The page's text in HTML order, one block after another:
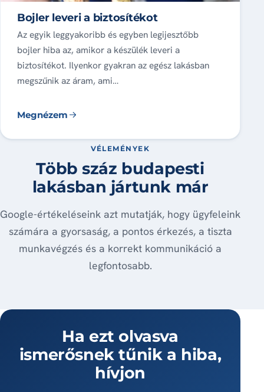
Bojler leveri a biztosítékot
Az egyik leggyakoribb és egyben legijesztőbb
bojler hiba az, amikor a készülék leveri a
biztosítékot. Ilyenkor gyakran az egész lakásban
megszűnik az áram, ami…
Megnézem
VÉLEMÉNYEK
Több száz budapesti
lakásban jártunk már
Google-értékeléseink azt mutatják, hogy ügyfeleink
számára a gyorsaság, a pontos érkezés, a tiszta
munkavégzés és a korrekt kommunikáció a
legfontosabb.
Ha ezt olvasva
ismerősnek tűnik a hiba,
hívjon